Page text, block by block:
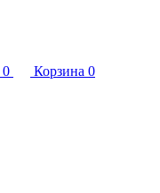
0 Корзина 0